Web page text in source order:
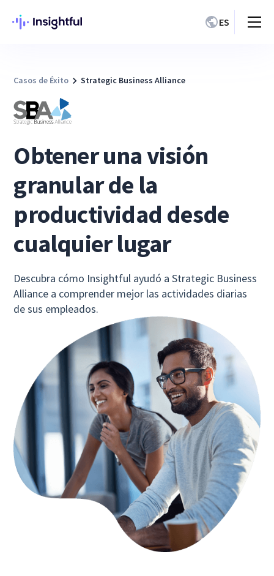
ES
Casos de Éxito Strategic Business Alliance
Obtener una visión
granular de la
productividad desde
cualquier lugar
Descubra cómo Insightful ayudó a Strategic Business
Alliance a comprender mejor las actividades diarias
de sus empleados.